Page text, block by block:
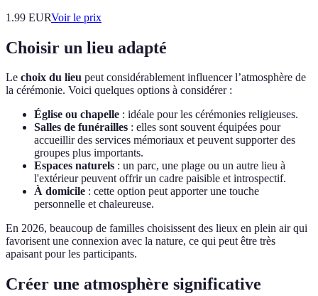
1.99 EURVoir le prix
Choisir un lieu adapté
Le choix du lieu peut considérablement influencer l’atmosphère de
la cérémonie. Voici quelques options à considérer :
Église ou chapelle : idéale pour les cérémonies religieuses.
Salles de funérailles : elles sont souvent équipées pour
accueillir des services mémoriaux et peuvent supporter des
groupes plus importants.
Espaces naturels : un parc, une plage ou un autre lieu à
l'extérieur peuvent offrir un cadre paisible et introspectif.
À domicile : cette option peut apporter une touche
personnelle et chaleureuse.
En 2026, beaucoup de familles choisissent des lieux en plein air qui
favorisent une connexion avec la nature, ce qui peut être très
apaisant pour les participants.
Créer une atmosphère significative